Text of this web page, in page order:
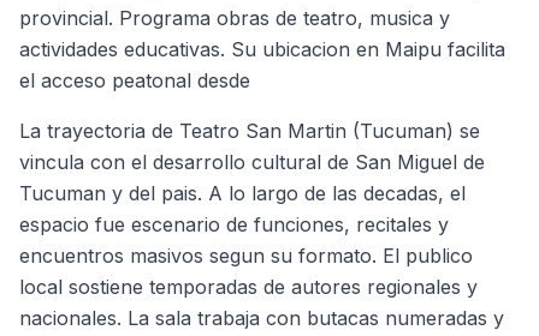
provincial. Programa obras de teatro, musica y
actividades educativas. Su ubicacion en Maipu facilita
el acceso peatonal desde
La trayectoria de Teatro San Martin (Tucuman) se
vincula con el desarrollo cultural de San Miguel de
Tucuman y del pais. A lo largo de las decadas, el
espacio fue escenario de funciones, recitales y
encuentros masivos segun su formato. El publico
local sostiene temporadas de autores regionales y
nacionales. La sala trabaja con butacas numeradas y